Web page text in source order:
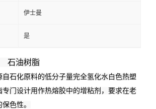
伊士曼
是
石油树脂
自石化原料的低分子量完全氢化水白色热塑
专门设计用作热熔胶中的增粘剂，要求在老
色性。